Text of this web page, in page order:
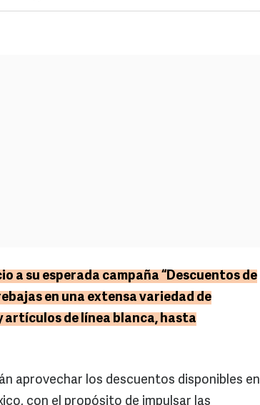
a su esperada campaña “Descuentos de
en una extensa variedad de
de línea blanca, hasta
aprovechar los descuentos disponibles en
con el propósito de impulsar las